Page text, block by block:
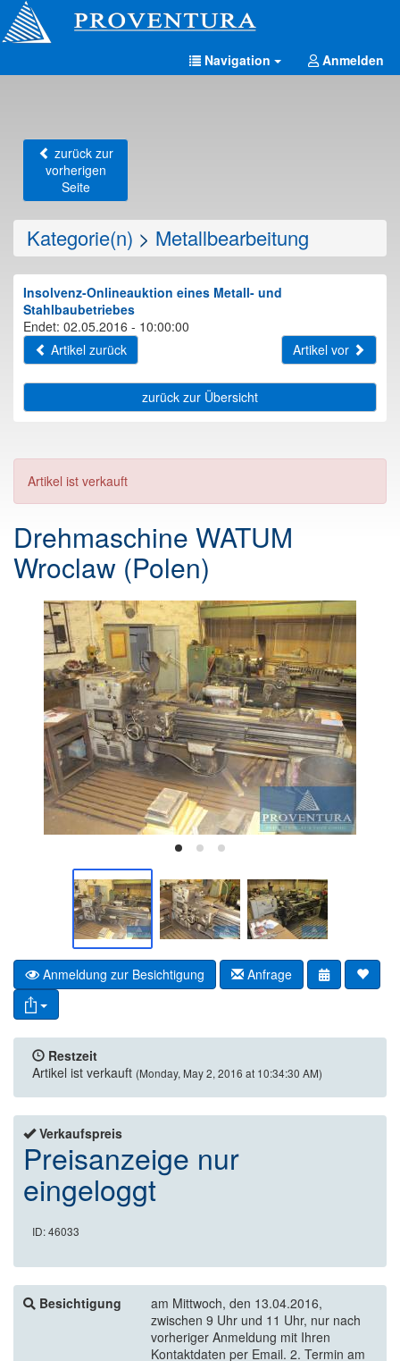
Navigation Anmelden
zurück zur
vorherigen
Seite
Kategorie(n) > Metallbearbeitung
Insolvenz-Onlineauktion eines Metall- und
Stahlbaubetriebes
Endet: 02.05.2016 - 10:00:00
Artikel zurück
Artikel vor
zurück zur Übersicht
Artikel ist verkauft
Drehmaschine WATUM
Wroclaw (Polen)
Anmeldung zur Besichtigung Anfrage
Restzeit
Artikel ist verkauft (Monday, May 2, 2016 at 10:34:30 AM)
Verkaufspreis
Preisanzeige nur
eingeloggt
ID: 46033
Besichtigung
am Mittwoch, den 13.04.2016,
zwischen 9 Uhr und 11 Uhr, nur nach
vorheriger Anmeldung mit Ihren
Kontaktdaten per Email. 2. Termin am